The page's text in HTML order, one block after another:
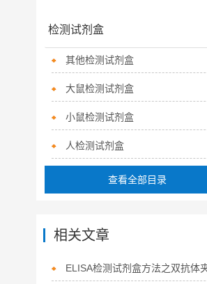
检测试剂盒
其他检测试剂盒
大鼠检测试剂盒
小鼠检测试剂盒
人检测试剂盒
查看全部目录
相关文章